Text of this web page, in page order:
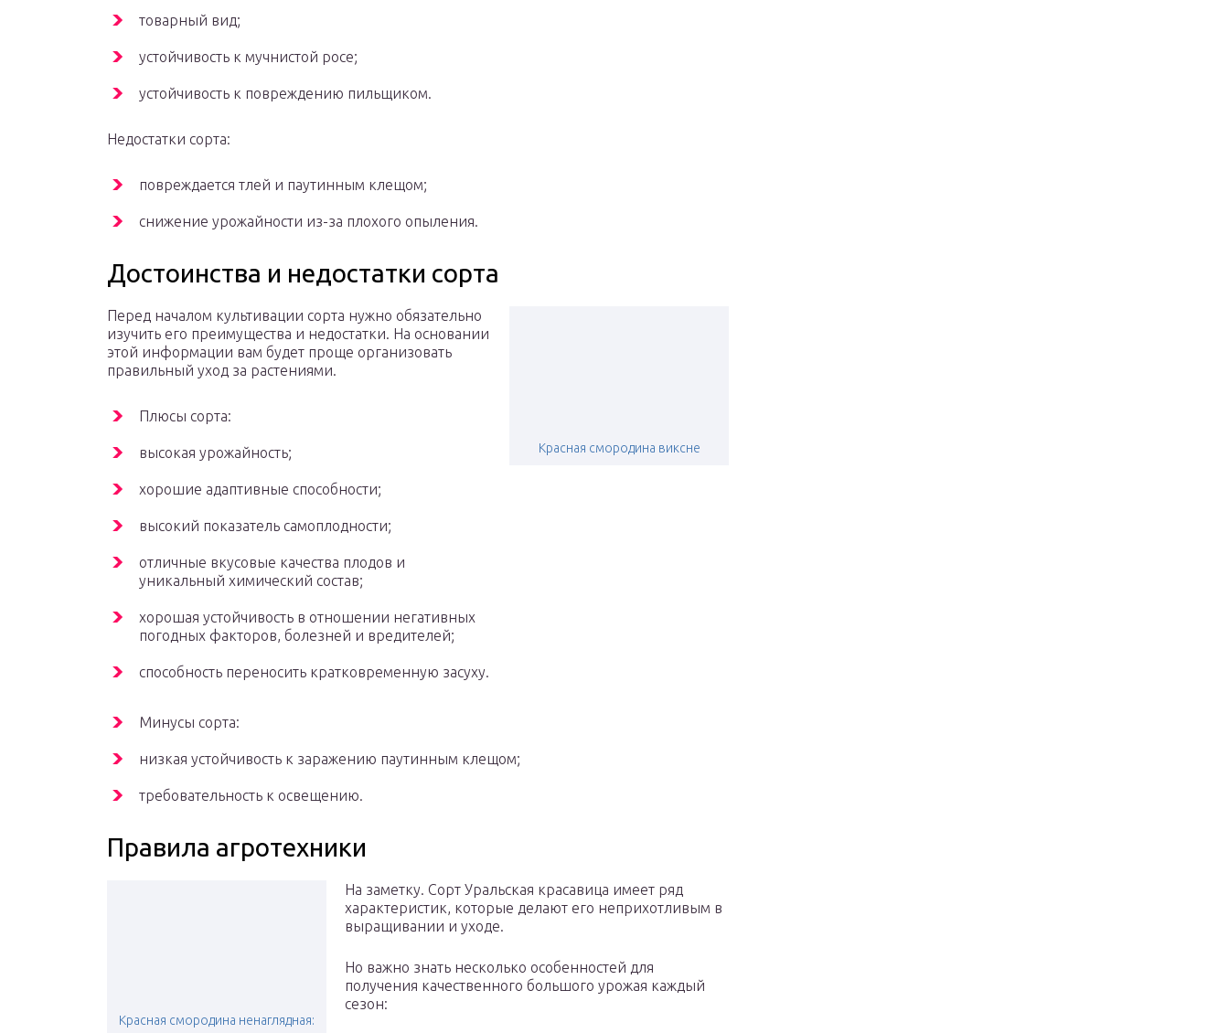
товарный вид;
устойчивость к мучнистой росе;
устойчивость к повреждению пильщиком.
Недостатки сорта:
повреждается тлей и паутинным клещом;
снижение урожайности из-за плохого опыления.
Достоинства и недостатки сорта
Красная смородина виксне
Перед началом культивации сорта нужно обязательно
изучить его преимущества и недостатки. На основании
этой информации вам будет проще организовать
правильный уход за растениями.
Плюсы сорта:
высокая урожайность;
хорошие адаптивные способности;
высокий показатель самоплодности;
отличные вкусовые качества плодов и
уникальный химический состав;
хорошая устойчивость в отношении негативных
погодных факторов, болезней и вредителей;
способность переносить кратковременную засуху.
Минусы сорта:
низкая устойчивость к заражению паутинным клещом;
требовательность к освещению.
Правила агротехники
Красная смородина ненаглядная:
На заметку. Сорт Уральская красавица имеет ряд
характеристик, которые делают его неприхотливым в
выращивании и уходе.
Но важно знать несколько особенностей для
получения качественного большого урожая каждый
сезон: